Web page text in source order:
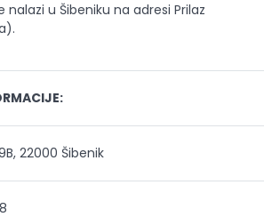
nalazi u Šibeniku na adresi Prilaz
22000 Šibenik